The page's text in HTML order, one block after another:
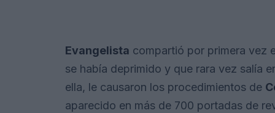
Evangelista compartió por primera vez
se había deprimido y que rara vez salía
ella, le causaron los procedimientos de
aparecido en más de 700 portadas de